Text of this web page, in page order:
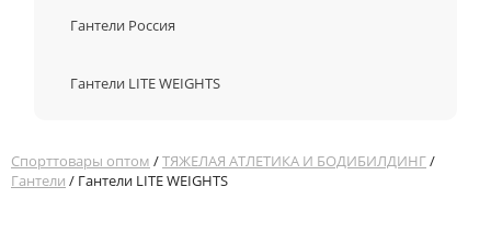
Гантели Россия
Гантели LITE WEIGHTS
Спорттовары оптом /ТЯЖЕЛАЯ АТЛЕТИКА И БОДИБИЛДИНГ/
Гантели / Гантели LITE WEIGHTS